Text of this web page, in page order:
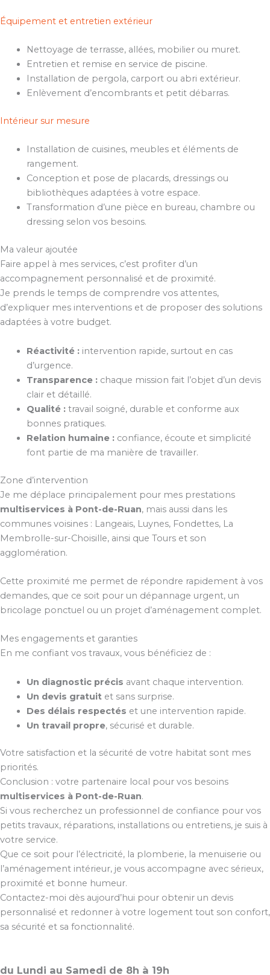
Équipement et entretien extérieur
Nettoyage de terrasse, allées, mobilier ou muret.
Entretien et remise en service de piscine.
Installation de pergola, carport ou abri extérieur.
Enlèvement d’encombrants et petit débarras.
Intérieur sur mesure
Installation de cuisines, meubles et éléments de
rangement.
Conception et pose de placards, dressings ou
bibliothèques adaptées à votre espace.
Transformation d’une pièce en bureau, chambre ou
dressing selon vos besoins.
Ma valeur ajoutée
Faire appel à mes services, c’est profiter d’un
accompagnement personnalisé et de proximité.
Je prends le temps de comprendre vos attentes,
d’expliquer mes interventions et de proposer des solutions
adaptées à votre budget.
Réactivité :intervention rapide, surtout en cas
d’urgence.
Transparence :chaque mission fait l’objet d’un devis
clair et détaillé.
Qualité :travail soigné, durable et conforme aux
bonnes pratiques.
Relation humaine :confiance, écoute et simplicité
font partie de ma manière de travailler.
Zone d’intervention
Je me déplace principalement pour mes prestations
multiservices à Pont-de-Ruan, mais aussi dans les
communes voisines : Langeais, Luynes, Fondettes, La
Membrolle-sur-Choisille, ainsi que Tours et son
agglomération.
Cette proximité me permet de répondre rapidement à vos
demandes, que ce soit pour un dépannage urgent, un
bricolage ponctuel ou un projet d’aménagement complet.
Mes engagements et garanties
En me confiant vos travaux, vous bénéficiez de :
Un diagnostic précis avant chaque intervention.
Un devis gratuitet sans surprise.
Des délais respectés et une intervention rapide.
Un travail propre, sécurisé et durable.
Votre satisfaction et la sécurité de votre habitat sont mes
priorités.
Conclusion : votre partenaire local pour vos besoins
multiservices à Pont-de-Ruan.
Si vous recherchez un professionnel de confiance pour vos
petits travaux, réparations, installations ou entretiens, je suis à
votre service.
Que ce soit pour l’électricité, la plomberie, la menuiserie ou
l’aménagement intérieur, je vous accompagne avec sérieux,
proximité et bonne humeur.
Contactez-moi dès aujourd’hui pour obtenir un devis
personnalisé et redonner à votre logement tout son confort,
sa sécurité et sa fonctionnalité.
du Lundi au Samedi de 8h à 19h